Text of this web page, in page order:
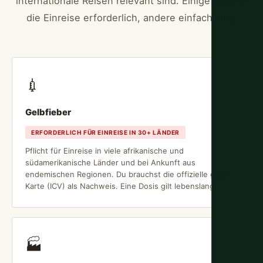
die Einreise erforderlich, andere einfach klug.
💉
Gelbfieber
ERFORDERLICH FÜR EINREISE IN 30+ LÄNDER
Pflicht für Einreise in viele afrikanische und
südamerikanische Länder und bei Ankunft aus
endemischen Regionen. Du brauchst die offizielle gelbe
Karte (ICV) als Nachweis. Eine Dosis gilt lebenslang.
🏭